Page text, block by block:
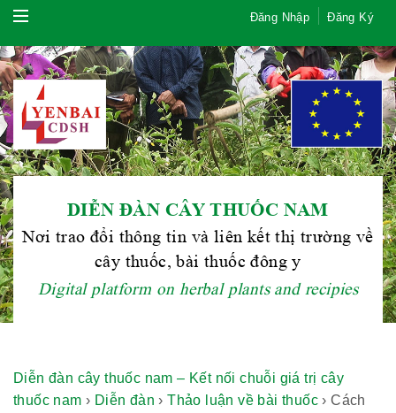
Đăng Nhập Đăng Ký
DIỄN ĐÀN CÂY THUỐC NAM
Nơi trao đổi thông tin và liên kết thị trường về
cây thuốc, bài thuốc đông y
Digital platform on herbal plants and recipies
Diễn đàn cây thuốc nam – Kết nối chuỗi giá trị cây
thuốc nam › Diễn đàn › Thảo luận về bài thuốc › Cách